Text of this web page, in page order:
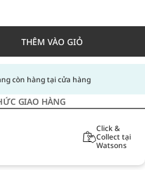
THÊM VÀO GIỎ
còn hàng tại cửa hàng
GIAO HÀNG
Click &
Collect tại
Watsons